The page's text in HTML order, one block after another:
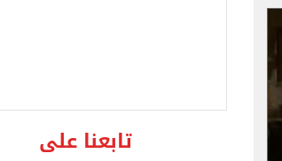
تابعنا على